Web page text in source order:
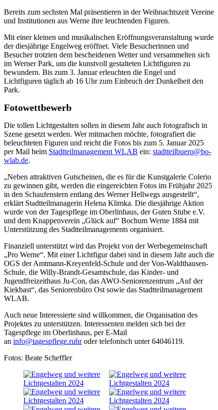
Bereits zum sechsten Mal präsentieren in der Weihnachtszeit Vereine
und Institutionen aus Werne ihre leuchtenden Figuren.
Mit einer kleinen und musikalischen Eröffnungsveranstaltung wurde
der diesjährige Engelweg eröffnet. Viele Besucherinnen und
Besucher trotzten dem bescheidenen Wetter und versammelten sich
im Werner Park, um die kunstvoll gestalteten Lichtfiguren zu
bewundern. Bis zum 3. Januar erleuchten die Engel und
Lichtfiguren täglich ab 16 Uhr zum Einbruch der Dunkelheit den
Park.
Fotowettbewerb
Die tollen Lichtgestalten sollen in diesem Jahr auch fotografisch in
Szene gesetzt werden. Wer mitmachen möchte, fotografiert die
beleuchteten Figuren und reicht die Fotos bis zum 5. Januar 2025
per Mail beim Stadtteilmanagement WLAB ein: stadtteilbuero@bo-
wlab.de.
„Neben attraktiven Gutscheinen, die es für die Kunstgalerie Colerio
zu gewinnen gibt, werden die eingereichten Fotos im Frühjahr 2025
in den Schaufenstern entlang des Werner Hellwegs ausgestellt“,
erklärt Stadtteilmanagerin Helena Klimka. Die diesjährige Aktion
wurde von der Tagespflege im Oberlinhaus, der Guten Stube e.V.
und dem Knappenverein „Glück auf“ Bochum Werne 1884 mit
Unterstützung des Stadtteilmanagements organisiert.
Finanziell unterstützt wird das Projekt von der Werbegemeinschaft
„Pro Werne“. Mit einer Lichtfigur dabei sind in diesem Jahr auch die
OGS der Amtmann-Kreyenfeld-Schule und der Von-Waldthausen-
Schule, die Willy-Brandt-Gesamtschule, das Kinder- und
Jugendfreizeithaus Ju-Con, das AWO-Seniorenzentrum „Auf der
Kiekbast“, das Seniorenbüro Ost sowie das Stadtteilmanagement
WLAB.
Auch neue Interessierte sind willkommen, die Organisation des
Projektes zu unterstützen. Interessenten melden sich bei der
Tagespflege im Oberlinhaus, per E-Mail
an info@tagespflege.ruhroder telefonisch unter 64046119.
Fotos: Beate Scheffler